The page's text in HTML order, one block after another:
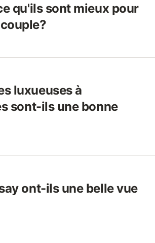
qu'ils sont mieux pour
luxueuses à
sont-ils une bonne
ont-ils une belle vue